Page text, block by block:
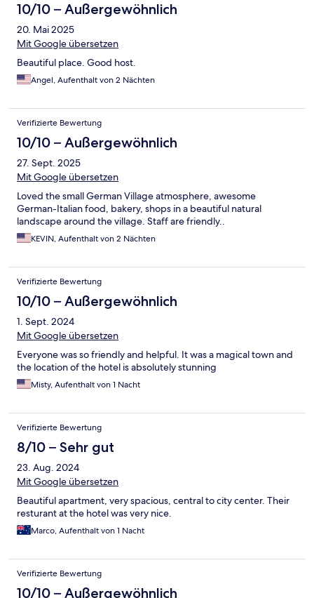
10/10 – Außergewöhnlich
20. Mai 2025
Mit Google übersetzen
Beautiful place. Good host.
Angel, Aufenthalt von 2 Nächten
Verifizierte Bewertung
10/10 – Außergewöhnlich
27. Sept. 2025
Mit Google übersetzen
Loved the small German Village atmosphere, awesome
German-Italian food, bakery, shops in a beautiful natural
landscape around the village. Staff are friendly..
KEVIN, Aufenthalt von 2 Nächten
Verifizierte Bewertung
10/10 – Außergewöhnlich
1. Sept. 2024
Mit Google übersetzen
Everyone was so friendly and helpful. It was a magical town and
the location of the hotel is absolutely stunning
Misty, Aufenthalt von 1 Nacht
Verifizierte Bewertung
8/10 – Sehr gut
23. Aug. 2024
Mit Google übersetzen
Beautiful apartment, very spacious, central to city center. Their
resturant at the hotel was very nice.
Marco, Aufenthalt von 1 Nacht
Verifizierte Bewertung
10/10 – Außergewöhnlich